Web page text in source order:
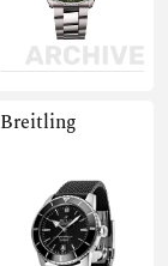
Breitling